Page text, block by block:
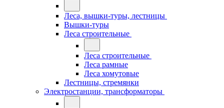
Леса, вышки-туры, лестницы
Вышки-туры
Леса строительные
Леса строительные
Леса рамные
Леса хомутовые
Лестницы, стремянки
Электростанции, трансформаторы